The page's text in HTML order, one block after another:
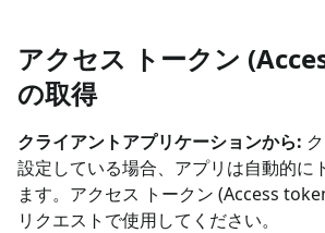
アクセス トークン
の取得
クライアントアプリケーションから:
設定している場合、アプリは自動的に
ます。アクセス トークン (Access
リクエストで使用してください。